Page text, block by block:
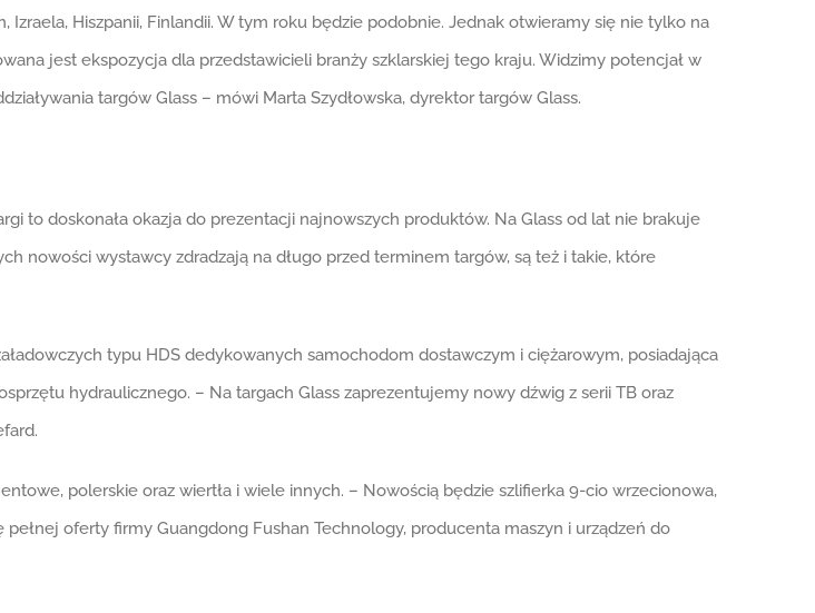
Izraela, Hiszpanii, Finlandii. W tym roku będzie podobnie. Jednak otwieramy się nie tylko na
jest ekspozycja dla przedstawicieli branży szklarskiej tego kraju. Widzimy potencjał w
targów Glass – mówi Marta Szydłowska, dyrektor targów Glass.
to doskonała okazja do prezentacji najnowszych produktów. Na Glass od lat nie brakuje
nowości wystawcy zdradzają na długo przed terminem targów, są też i takie, które
typu HDS dedykowanych samochodom dostawczym i ciężarowym, posiadająca
hydraulicznego. – Na targach Glass zaprezentujemy nowy dźwig z serii TB oraz
polerskie oraz wiertła i wiele innych. – Nowością będzie szlifierka 9-cio wrzecionowa,
oferty firmy Guangdong Fushan Technology, producenta maszyn i urządzeń do